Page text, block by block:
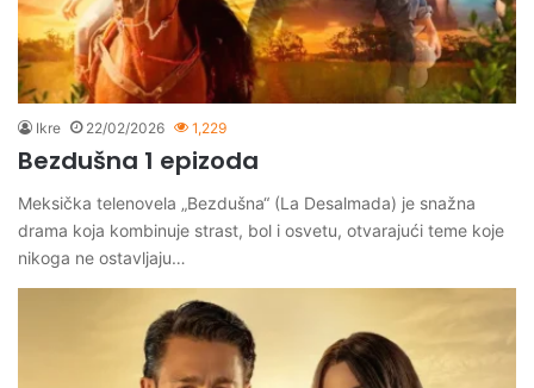
Ikre 22/02/2026 1,229
Bezdušna 1 epizoda
Meksička telenovela „Bezdušna“ (La Desalmada) je snažna
drama koja kombinuje strast, bol i osvetu, otvarajući teme koje
nikoga ne ostavljaju…